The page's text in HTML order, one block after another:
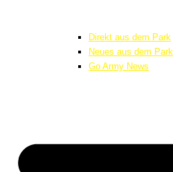
Direkt aus dem Park
Neues aus dem Park
Go Army News